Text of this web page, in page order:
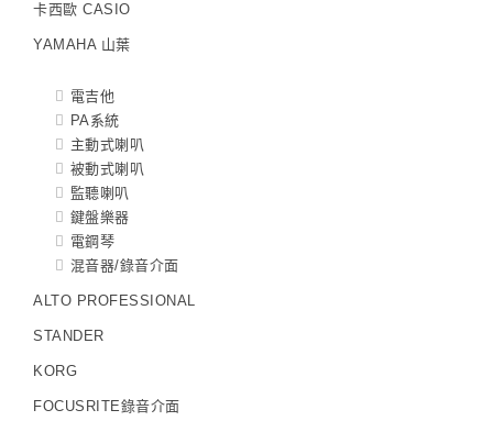
卡西歐 CASIO
YAMAHA 山葉
電吉他
PA系統
主動式喇叭
被動式喇叭
監聽喇叭
鍵盤樂器
電鋼琴
混音器/錄音介面
ALTO PROFESSIONAL
STANDER
KORG
FOCUSRITE錄音介面